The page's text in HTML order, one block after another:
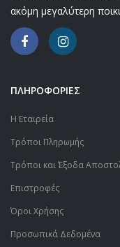
ακόμη μεγαλύτερη
ΠΛΗΡΟΦΟΡΙΕΣ
Η Εταιρεία
Τρόποι Πληρωμής
Τρόποι και Έξοδα
Επιστροφές
Όροι Χρήσης
Προσωπικά Δεδομένα